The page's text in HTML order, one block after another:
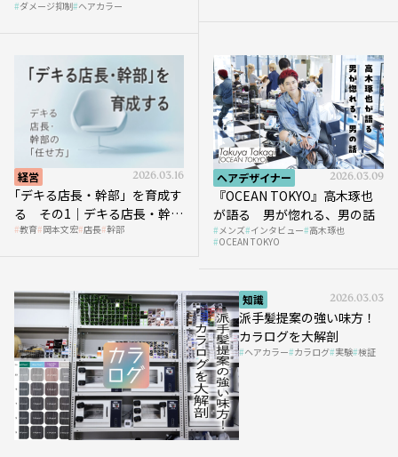
ダメージ抑制 ヘアカラー
経営 2026.03.16
｢デキる店長・幹部」を育成す
る その1｜デキる店長・幹部
の「任せ方」
教育 岡本文宏 店長 幹部
ヘアデザイナー 2026.03.09
『OCEAN TOKYO』高木琢也
が語る 男が惚れる、男の話
メンズ インタビュー 高木琢也
OCEAN TOKYO
知識 2026.03.03
派手髪提案の強い味方！
カラログを大解剖
ヘアカラー カラログ 実験 検証